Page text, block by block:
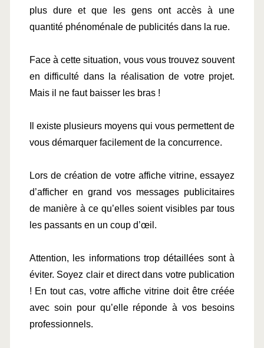
plus dure et que les gens ont accès à une
quantité phénoménale de publicités dans la rue.
Face à cette situation, vous vous trouvez souvent
en difficulté dans la réalisation de votre projet.
Mais il ne faut baisser les bras !
Il existe plusieurs moyens qui vous permettent de
vous démarquer facilement de la concurrence.
Lors de création de votre affiche vitrine, essayez
d’afficher en grand vos messages publicitaires
de manière à ce qu’elles soient visibles par tous
les passants en un coup d’œil.
Attention, les informations trop détaillées sont à
éviter. Soyez clair et direct dans votre publication
! En tout cas, votre affiche vitrine doit être créée
avec soin pour qu’elle réponde à vos besoins
professionnels.